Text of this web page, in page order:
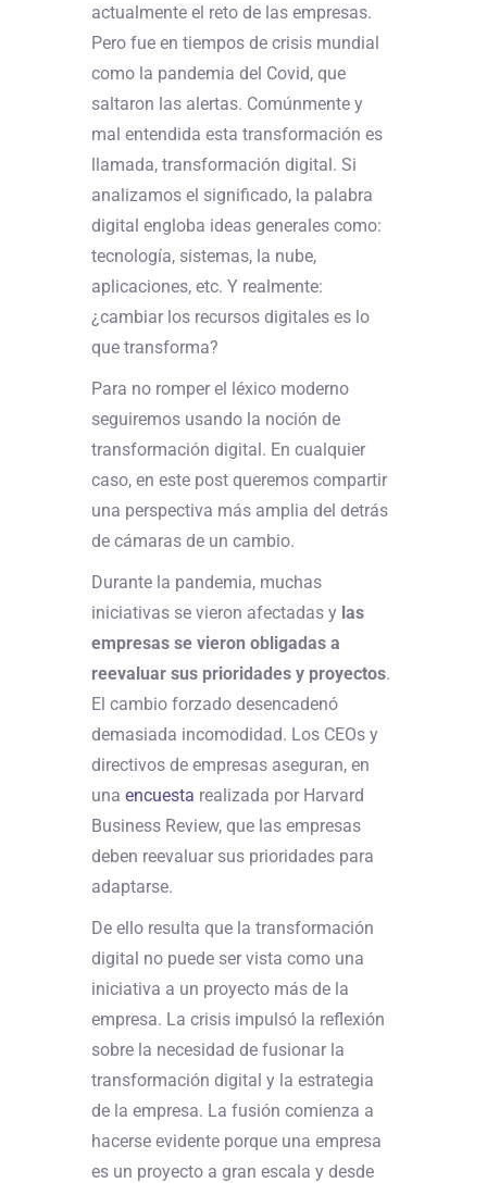
actualmente el reto de las empresas.
Pero fue en tiempos de crisis mundial
como la pandemia del Covid, que
saltaron las alertas. Comúnmente y
mal entendida esta transformación es
llamada, transformación digital. Si
analizamos el significado, la palabra
digital engloba ideas generales como:
tecnología, sistemas, la nube,
aplicaciones, etc. Y realmente:
¿cambiar los recursos digitales es lo
que transforma?
Para no romper el léxico moderno
seguiremos usando la noción de
transformación digital. En cualquier
caso, en este post queremos compartir
una perspectiva más amplia del detrás
de cámaras de un cambio.
Durante la pandemia, muchas
iniciativas se vieron afectadas y las
empresas se vieron obligadas a
reevaluar sus prioridades y proyectos.
El cambio forzado desencadenó
demasiada incomodidad. Los CEOs y
directivos de empresas aseguran, en
una encuesta realizada por Harvard
Business Review, que las empresas
deben reevaluar sus prioridades para
adaptarse.
De ello resulta que la transformación
digital no puede ser vista como una
iniciativa a un proyecto más de la
empresa. La crisis impulsó la reflexión
sobre la necesidad de fusionar la
transformación digital y la estrategia
de la empresa. La fusión comienza a
hacerse evidente porque una empresa
es un proyecto a gran escala y desde